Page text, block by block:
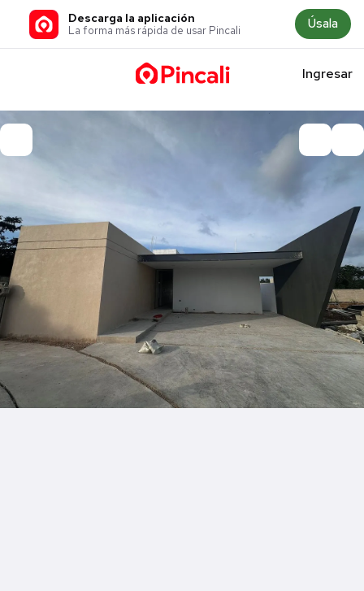
Descarga la aplicación
La forma más rápida de usar Pincali Úsala
Ingresar